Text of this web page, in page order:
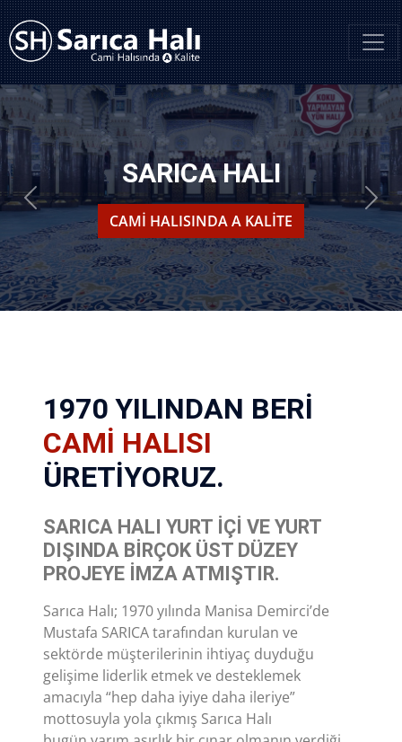
SARICA HALI
CAMI HALISINDA A KALITE
Önceki
1970 YILINDAN BERI
CAMI HALISI
ÜRETIYORUZ.
SARICA HALI YURT IÇI VE YURT
DIŞINDA BIRÇOK ÜST DÜZEY
PROJEYE IMZA ATMIŞTIR.
Sarıca Halı; 1970 yılında Manisa Demirci’de
Mustafa SARICA tarafından kurulan ve
sektörde müşterilerinin ihtiyaç duyduğu
gelişime liderlik etmek ve desteklemek
amacıyla “hep daha iyiye daha ileriye”
mottosuyla yola çıkmış Sarıca Halı